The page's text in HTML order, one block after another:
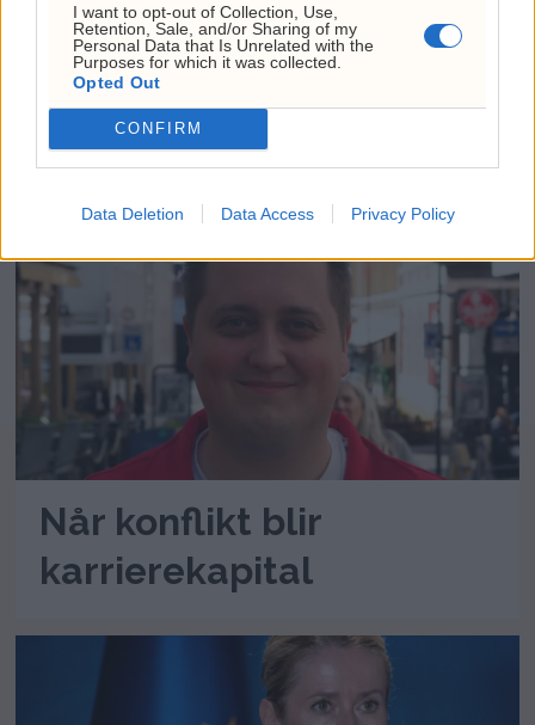
I want to opt-out of Collection, Use,
Retention, Sale, and/or Sharing of my
Personal Data that Is Unrelated with the
Purposes for which it was collected.
Opted Out
CONFIRM
Data Deletion Data Access Privacy Policy
USA: Hormuz-avtale kan
ventes snart
Når konflikt blir
karrierekapital